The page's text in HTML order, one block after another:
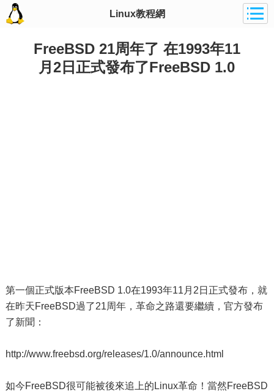
Linux教程網
FreeBSD 21周年了 在1993年11
月2日正式發布了FreeBSD 1.0
第一個正式版本FreeBSD 1.0在1993年11月2日正式發布，就
在昨天FreeBSD過了21周年，革命之路還要繼續，官方發布
了新聞：
http://www.freebsd.org/releases/1.0/announce.html
如今FreeBSD很可能被後來追上的Linux革命！當然FreeBSD